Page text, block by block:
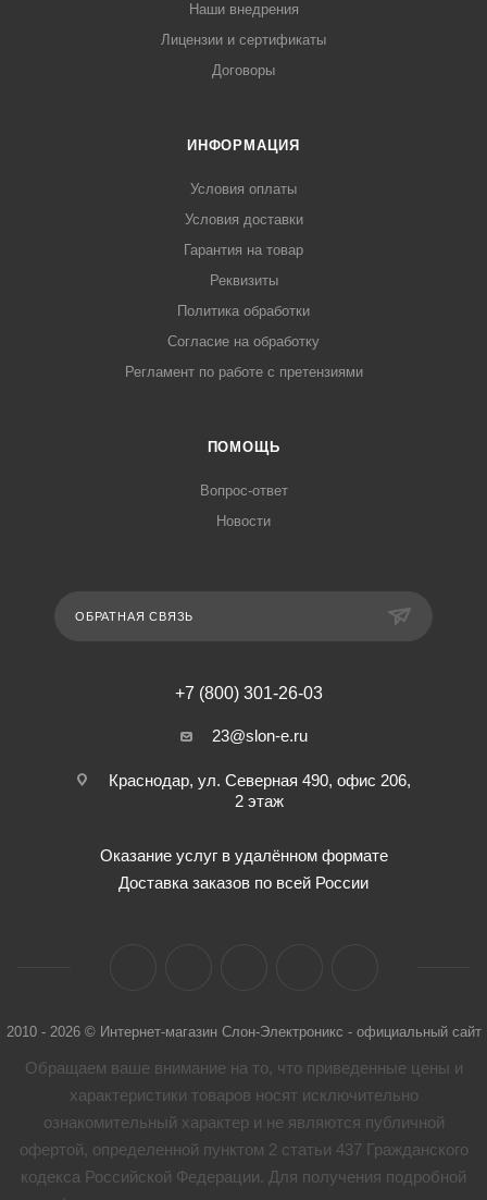
Наши внедрения
Лицензии и сертификаты
Договоры
ИНФОРМАЦИЯ
Условия оплаты
Условия доставки
Гарантия на товар
Реквизиты
Политика обработки
Согласие на обработку
Регламент по работе с претензиями
ПОМОЩЬ
Вопрос-ответ
Новости
ОБРАТНАЯ СВЯЗЬ
+7 (800) 301-26-03
23@slon-e.ru
Краснодар, ул. Северная 490, офис 206,
2 этаж
Оказание услуг в удалённом формате
Доставка заказов по всей России
2010 - 2026 © Интернет-магазин Слон-Электроникс - официальный сайт
Обращаем ваше внимание на то, что приведенные цены и
характеристики товaров носят исключительно
ознакомительный характер и не являются публичной
офертой, определенной пунктом 2 статьи 437 Гражданского
кодекса Российской Федерации. Для получения подробной